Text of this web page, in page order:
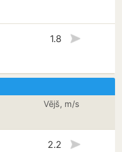
1.8
Vējš, m/s
2.2